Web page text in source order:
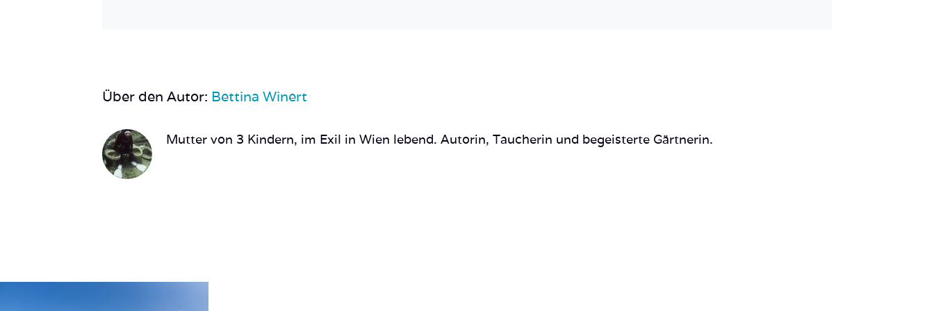
Über den Autor: Bettina Winert
Mutter von 3 Kindern, im Exil in Wien lebend. Autorin, Taucherin und begeisterte Gärtnerin.